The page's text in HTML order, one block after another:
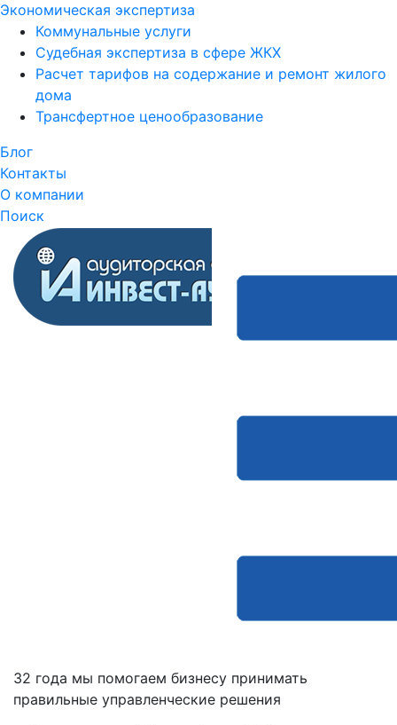
Экономическая экспертиза
Коммунальные услуги
Судебная экспертиза в сфере ЖКХ
Расчет тарифов на содержание и ремонт жилого
дома
Трансфертное ценообразование
Блог
Контакты
О компании
Поиск
32 года мы помогаем бизнесу принимать
правильные управленческие решения